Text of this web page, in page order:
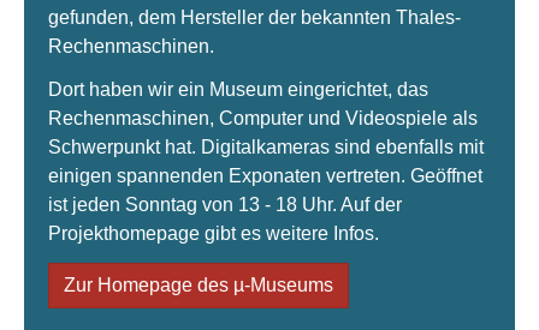
gefunden, dem Hersteller der bekannten Thales-
Rechenmaschinen.
Dort haben wir ein Museum eingerichtet, das
Rechenmaschinen, Computer und Videospiele als
Schwerpunkt hat. Digitalkameras sind ebenfalls mit
einigen spannenden Exponaten vertreten. Geöffnet
ist jeden Sonntag von 13 - 18 Uhr. Auf der
Projekthomepage gibt es weitere Infos.
Zur Homepage des µ-Museums